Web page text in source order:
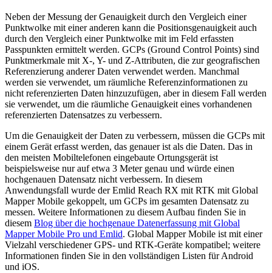
Neben der Messung der Genauigkeit durch den Vergleich einer
Punktwolke mit einer anderen kann die Positionsgenauigkeit auch
durch den Vergleich einer Punktwolke mit im Feld erfassten
Passpunkten ermittelt werden. GCPs (Ground Control Points) sind
Punktmerkmale mit X-, Y- und Z-Attributen, die zur geografischen
Referenzierung anderer Daten verwendet werden. Manchmal
werden sie verwendet, um räumliche Referenzinformationen zu
nicht referenzierten Daten hinzuzufügen, aber in diesem Fall werden
sie verwendet, um die räumliche Genauigkeit eines vorhandenen
referenzierten Datensatzes zu verbessern.
Um die Genauigkeit der Daten zu verbessern, müssen die GCPs mit
einem Gerät erfasst werden, das genauer ist als die Daten. Das in
den meisten Mobiltelefonen eingebaute Ortungsgerät ist
beispielsweise nur auf etwa 3 Meter genau und würde einen
hochgenauen Datensatz nicht verbessern. In diesem
Anwendungsfall wurde der Emlid Reach RX mit RTK mit Global
Mapper Mobile gekoppelt, um GCPs im gesamten Datensatz zu
messen. Weitere Informationen zu diesem Aufbau finden Sie in
diesem Blog über die hochgenaue Datenerfassung mit Global
Mapper Mobile Pro und Emlid. Global Mapper Mobile ist mit einer
Vielzahl verschiedener GPS- und RTK-Geräte kompatibel; weitere
Informationen finden Sie in den vollständigen Listen für Android
und iOS.